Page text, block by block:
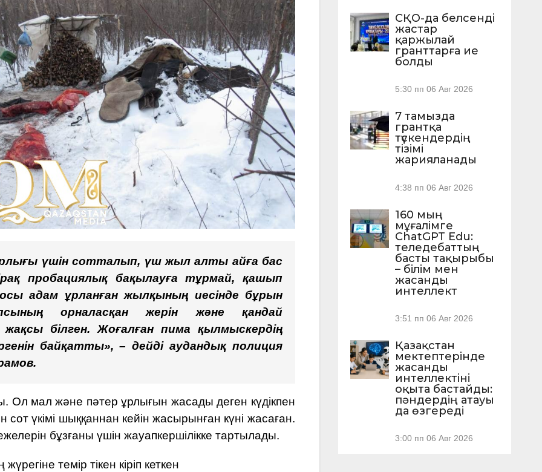
үшін сотталып, үш жыл алты айға бас
пробациялық бақылауға тұрмай, қашып
адам ұрланған жылқының иесінде бұрын
орналасқан жерін және қандай
білген. Жоғалған пима қылмыскердің
байқатты», – дейді аудандық полиция
Ол мал және пәтер ұрлығын жасады деген күдікпен
үкімі шыққаннан кейін жасырынған күні жасаған.
бұзғаны үшін жауапкершілікке тартылады.
темір тікен кіріп кеткен
СҚО-да белсенді
жастар
қаржылай
гранттарға ие
болды
5:30 пп 06 Авг 2026
7 тамызда
грантқа
түскендердің
тізімі
жарияланады
4:38 пп 06 Авг 2026
160 мың
мұғалімге
ChatGPT Edu:
теледебаттың
басты тақырыбы
– білім мен
жасанды
интеллект
3:51 пп 06 Авг 2026
Қазақстан
мектептерінде
жасанды
интеллектіні
оқыта бастайды:
пәндердің атауы
да өзгереді
3:00 пп 06 Авг 2026